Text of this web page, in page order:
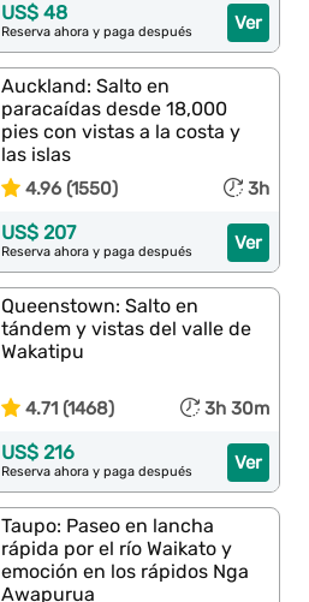
Ver
US$ 48
Reserva ahora y paga después
Auckland: Salto en
paracaídas desde 18,000
pies con vistas a la costa y
las islas
4.96 (1550) 3h
Ver
US$ 207
Reserva ahora y paga después
Queenstown: Salto en
tándem y vistas del valle de
Wakatipu
4.71 (1468) 3h 30m
Ver
US$ 216
Reserva ahora y paga después
Taupo: Paseo en lancha
rápida por el río Waikato y
emoción en los rápidos Nga
Awapurua